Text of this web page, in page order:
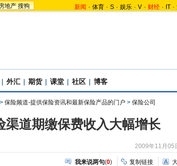
地产 搜狗 新闻 - 体育 - S - 娱乐 - V - 财经 - IT -
| 外汇 | 期货 | 课堂 | 社区 | 博客
> 保险频道-提供保险资讯和最新保险产品的门户 > 保险公司
渠道期缴保费收入大幅增长
2009年11月05
我来说两句(0) 复制链接